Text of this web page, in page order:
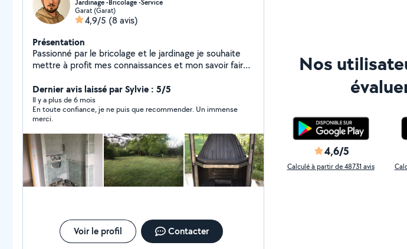
Jardinage -Bricolage -Service
Garat (Garat)
4,9/5 (8 avis)
Présentation
Passionné par le bricolage et le jardinage je souhaite
mettre à profit mes connaissances et mon savoir faire
méticuleux j'aime le travail bien fait. N'hésitez pas à me
contacter pour tonte de pelouse, petit élagage, taille
de haie, nettoyage façade et tuile, bricolage intérieur
et extérieur maison. (Voir photo). Bien à vous.
Dernier avis laissé par Sylvie : 5/5
Il y a plus de 6 mois
En toute confiance, je ne puis que recommender. Un immense
merci.
Voir le profil Contacter
Nos
4,6/5
Calculé à partir de 48731 avis